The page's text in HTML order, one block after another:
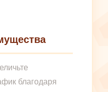
благодаря